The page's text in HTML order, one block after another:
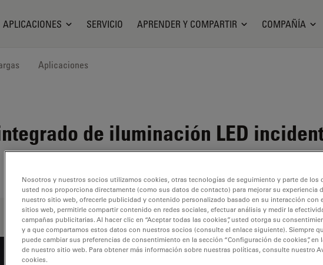
APLICACIONES SERVICIO APRENDER Y COMPARTIR COMPAÑÍA
Aplicaciones
de iluminación LED
Nosotros y nuestros socios utilizamos cookies, otras tecnologías de seguimiento y parte de los
usted nos proporciona directamente (como sus datos de contacto) para mejorar su experiencia
nuestro sitio web, ofrecerle publicidad y contenido personalizado basado en su interacción con
sitios web, permitirle compartir contenido en redes sociales, efectuar análisis y medir la
campañas publicitarias. Al hacer clic en “Aceptar todas las cookies”, usted otorga su
y a que compartamos estos datos con nuestros socios (consulte el enlace siguiente). Siempre
puede cambiar sus preferencias de consentimiento en la sección “Configuración de cookies”, en
de nuestro sitio web. Para obtener más información sobre nuestras políticas, consulte nuestro
cookies.